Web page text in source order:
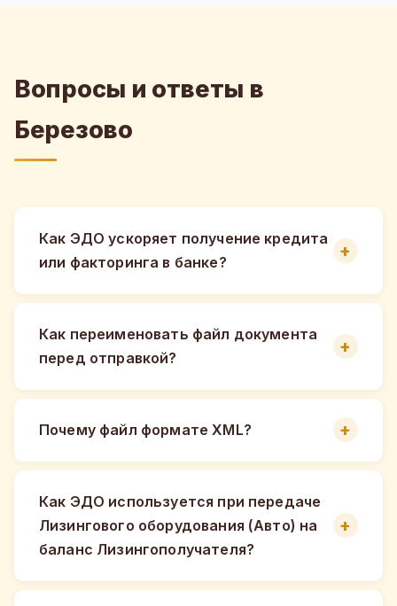
Вопросы и ответы в
Березово
Как ЭДО ускоряет получение кредита
или факторинга в банке?
Как переименовать файл документа
перед отправкой?
Почему файл формате XML?
Как ЭДО используется при передаче
Лизингового оборудования (Авто) на
баланс Лизингополучателя?